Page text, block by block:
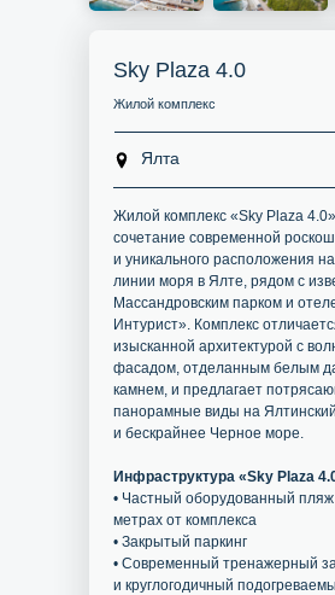
Sky Plaza 4.0
Жилой комплекс
Жилой комплекс «Sky Plaza
сочетание современной
и уникального расположения
линии моря в Ялте, рядом с
Массандровским парком и
Интурист». Комплекс
изысканной архитектурой с
фасадом, отделанным белым
камнем, и предлагает
панорамные виды на
и бескрайнее Черное море.
Инфраструктура «Sky Plaza
• Частный оборудованный пляж
метрах от комплекса
• Закрытый паркинг
• Современный тренажерный
и круглогодичный
Ялта